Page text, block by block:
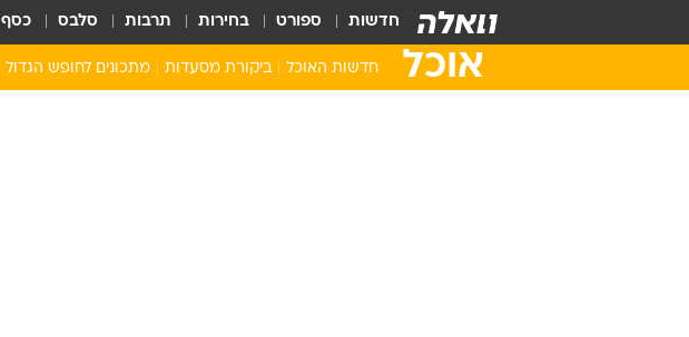
חדשות ספורט בחירות תרבות סלבס כסף
אוכל חדשות האוכל ביקורת מסעדות מתכונים לחופש הגדול